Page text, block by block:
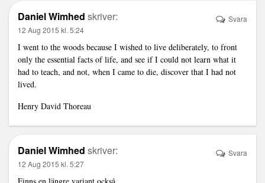
Daniel Wimhed skriver:
12 Aug 2015 kl. 5:24
I went to the woods because I wished to live deliberately, to front
only the essential facts of life, and see if I could not learn what it
had to teach, and not, when I came to die, discover that I had not
lived.
Henry David Thoreau
Svara
Daniel Wimhed skriver:
12 Aug 2015 kl. 5:27
Svara